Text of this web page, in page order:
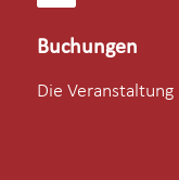
Buchungen
Die